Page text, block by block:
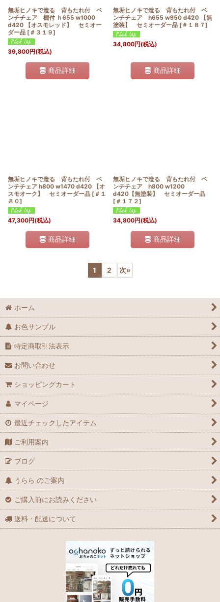
無垢ヒノキで造る 背もたれ付 ベ
ンチチェア 棚付 ｈ655 w1000
d420 【オスモレッド】 セミオー
ダー品 [ ＃３１９]
39,800円(税込)
商品詳細
無垢ヒノキで造る 背もたれ付 ベ
ンチチェア h655 w950 d420 【無
塗装】 セミオーダー品 [ ＃１８７]
34,800円(税込)
商品詳細
無垢ヒノキで造る 背もたれ付 ベ
ンチチェア h800 w1470 d420 【オ
スモオーク】 セミオーダー品 [ ＃１
８０]
47,300円(税込)
商品詳細
無垢ヒノキで造る 背もたれ付 ベ
ンチチェア h800 w1200
d420【無塗装】 セミオーダー品
[ ＃１７２]
34,800円(税込)
商品詳細
1 2 次»
ホーム
お色サンプル
特定商取引法表示
お問い合わせ
ショッピングカート
マイページ
最近チェックしたアイテム
ご利用案内
ブログ
うらら のご案内
ご購入前にお読みください
送料・配送について